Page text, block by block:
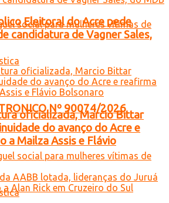
Nº 90074/2026
Eleitoral do Acre pede
candidatura de Vagner Sales,
oficializada, Marcio Bittar
do avanço do Acre e
a Mailza Assis e Flávio